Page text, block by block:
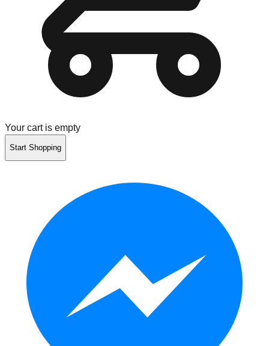
Your cart is empty
Start Shopping